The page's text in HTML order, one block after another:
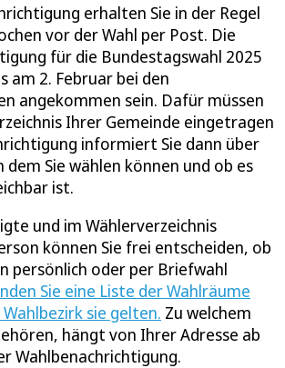
erhalten Sie in der Regel
vor der Wahl per Post. Die
für die Bundestagswahl 2025
am 2. Februar bei den
angekommen sein. Dafür müssen
Ihrer Gemeinde eingetragen
informiert Sie dann über
dem Sie wählen können und ob es
ist.
und im Wählerverzeichnis
können Sie frei entscheiden, ob
persönlich oder per Briefwahl
Sie eine Liste der Wahlräume
sie gelten. Zu welchem
hängt von Ihrer Adresse ab
Wahlbenachrichtigung.